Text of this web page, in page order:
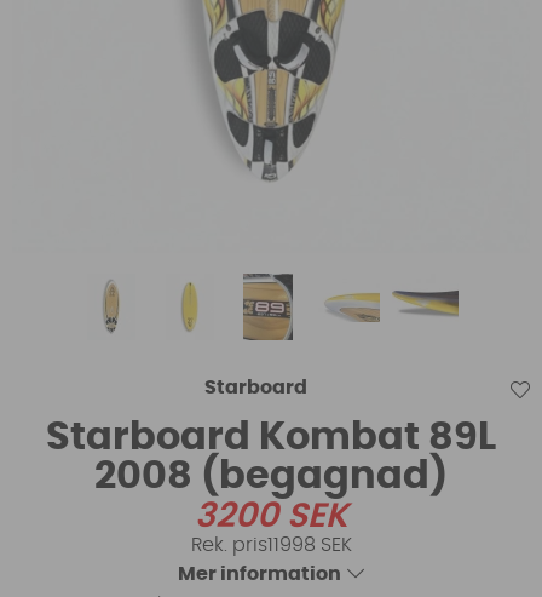
Starboard
Starboard Kombat 89L
2008 (begagnad)
3200SEK
11998 SEK
Mer information